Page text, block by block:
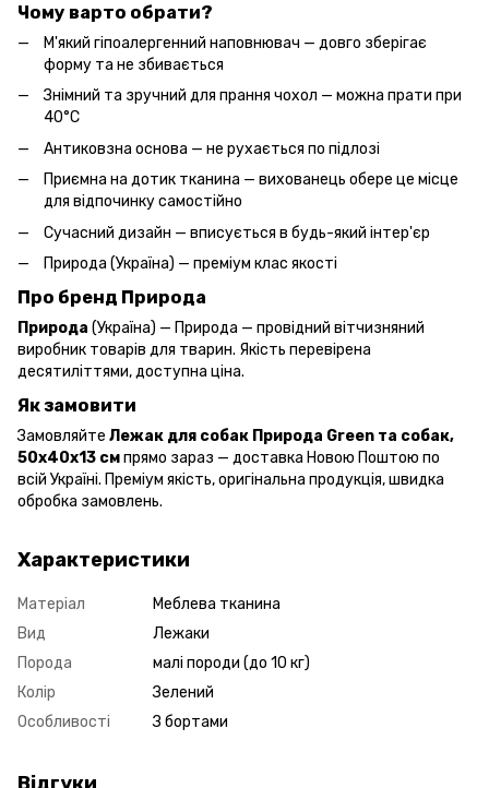
Чому варто обрати?
М'який гіпоалергенний наповнювач — довго зберігає
форму та не збивається
Знімний та зручний для прання чохол — можна прати при
40°C
Антиковзна основа — не рухається по підлозі
Приємна на дотик тканина — вихованець обере це місце
для відпочинку самостійно
Сучасний дизайн — вписується в будь-який інтер'єр
Природа (Україна) — преміум клас якості
Про бренд Природа
Природа (Україна) — Природа — провідний вітчизняний
виробник товарів для тварин. Якість перевірена
десятиліттями, доступна ціна.
Як замовити
Замовляйте Лежак для собак Природа Green та собак,
50х40х13 смпрямо зараз — доставка Новою Поштою по
всій Україні. Преміум якість, оригінальна продукція, швидка
обробка замовлень.
Характеристики
Матеріал
Меблева тканина
Вид
Лежаки
Порода
малі породи (до 10 кг)
Колір
Зелений
Особливості
З бортами
Відгуки